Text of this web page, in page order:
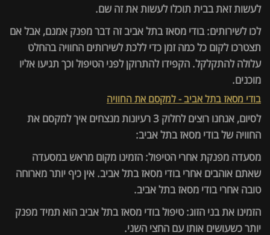
לעשות זאת בבית תוכלו לעשות את זה שם.
לכו לשירותים: בודי מסאז בתל אביב זה דבר מפנק אמנם, אבל אם
תצטרכו לקום כל כמה זמן כדי ללכת לשירותים החוויה בהחלט
עלולה להתקלקל. הקפידו להתרוקן לפני הטיפול וכך תגיעו אליו
מוכנים.
בודי מסאז בתל אביב - למקסם את החוויה
לסיום, אנחנו רוצים לחלוק 3 רעיונות מנצחים איך למקסם את
החוויה של בודי מסאז בתל אביב:
מסעדה מפנקת אחרי הטיפול: הזמינו מקום מראש במסעדה
שאתם אוהבים אחרי בודי מסאז בתל אביב. אין כיף יותר מארוחה
טובה אחרי בודי מסאז בתל אביב.
הזמינו את בני הזוג: טיפול בודי מסאז בתל אביב הוא תמיד מפנק
יותר כשעושים אותו עם החצי השני.